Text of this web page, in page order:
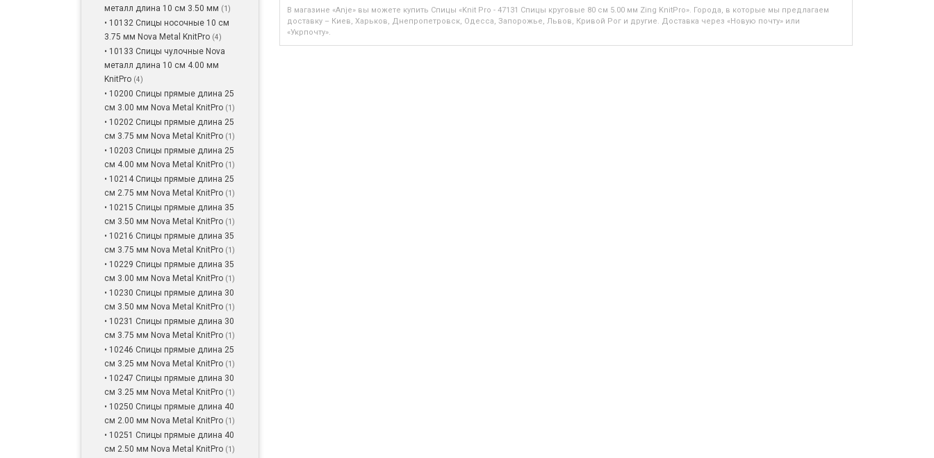
металл длина 10 см 3.50 мм (1)
• 10132 Спицы носочные 10 см
3.75 мм Nova Metal KnitPro (4)
• 10133 Спицы чулочные Nova
металл длина 10 см 4.00 мм
KnitPro (4)
• 10200 Спицы прямые длина 25
см 3.00 мм Nova Metal KnitPro (1)
• 10202 Спицы прямые длина 25
см 3.75 мм Nova Metal KnitPro (1)
• 10203 Спицы прямые длина 25
см 4.00 мм Nova Metal KnitPro (1)
• 10214 Спицы прямые длина 25
см 2.75 мм Nova Metal KnitPro (1)
• 10215 Спицы прямые длина 35
см 3.50 мм Nova Metal KnitPro (1)
• 10216 Спицы прямые длина 35
см 3.75 мм Nova Metal KnitPro (1)
• 10229 Спицы прямые длина 35
см 3.00 мм Nova Metal KnitPro (1)
• 10230 Спицы прямые длина 30
см 3.50 мм Nova Metal KnitPro (1)
• 10231 Спицы прямые длина 30
см 3.75 мм Nova Metal KnitPro (1)
• 10246 Спицы прямые длина 25
см 3.25 мм Nova Metal KnitPro (1)
• 10247 Спицы прямые длина 30
см 3.25 мм Nova Metal KnitPro (1)
• 10250 Спицы прямые длина 40
см 2.00 мм Nova Metal KnitPro (1)
• 10251 Спицы прямые длина 40
см 2.50 мм Nova Metal KnitPro (1)
В магазине «Anje» вы можете купить Спицы «Knit Pro - 47131 Спицы круговые 80 см 5.00 мм Zing KnitPro». Города, в которые мы предлагаем
доставку – Киев, Харьков, Днепропетровск, Одесса, Запорожье, Львов, Кривой Рог и другие. Доставка через «Новую почту» или
«Укрпочту».